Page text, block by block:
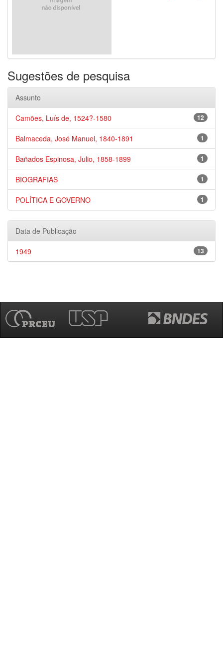
Sugestões de pesquisa
Assunto
12
Camões, Luís de, 1524?-1580
1
Balmaceda, José Manuel, 1840-1891
1
Bañados Espinosa, Julio, 1858-1899
1
BIOGRAFIAS
1
POLÍTICA E GOVERNO
Data de Publicação
13
1949